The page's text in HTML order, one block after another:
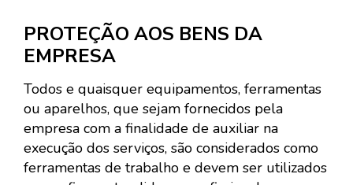
PROTEÇÃO AOS BENS DA
EMPRESA
Todos e quaisquer equipamentos, ferramentas
ou aparelhos, que sejam fornecidos pela
empresa com a finalidade de auxiliar na
execução dos serviços, são considerados como
ferramentas de trabalho e devem ser utilizados